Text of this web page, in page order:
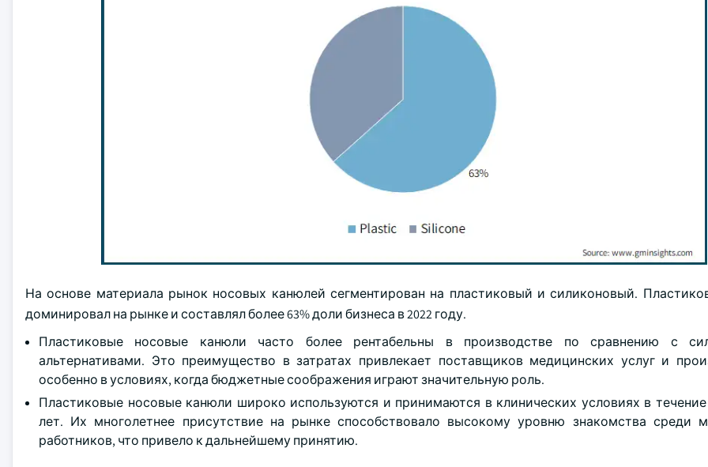
На основе материала рынок носовых канюлей сегментирован на пластиковый и силиконовый.
доминировал на рынке и составлял более 63% доли бизнеса в 2022 году.
Пластиковые носовые канюли часто более рентабельны в производстве по сравнению с
альтернативами. Это преимущество в затратах привлекает поставщиков медицинских услуг и
особенно в условиях, когда бюджетные соображения играют значительную роль.
Пластиковые носовые канюли широко используются и принимаются в клинических условиях в течение
лет. Их многолетнее присутствие на рынке способствовало высокому уровню знакомства среди
работников, что привело к дальнейшему принятию.